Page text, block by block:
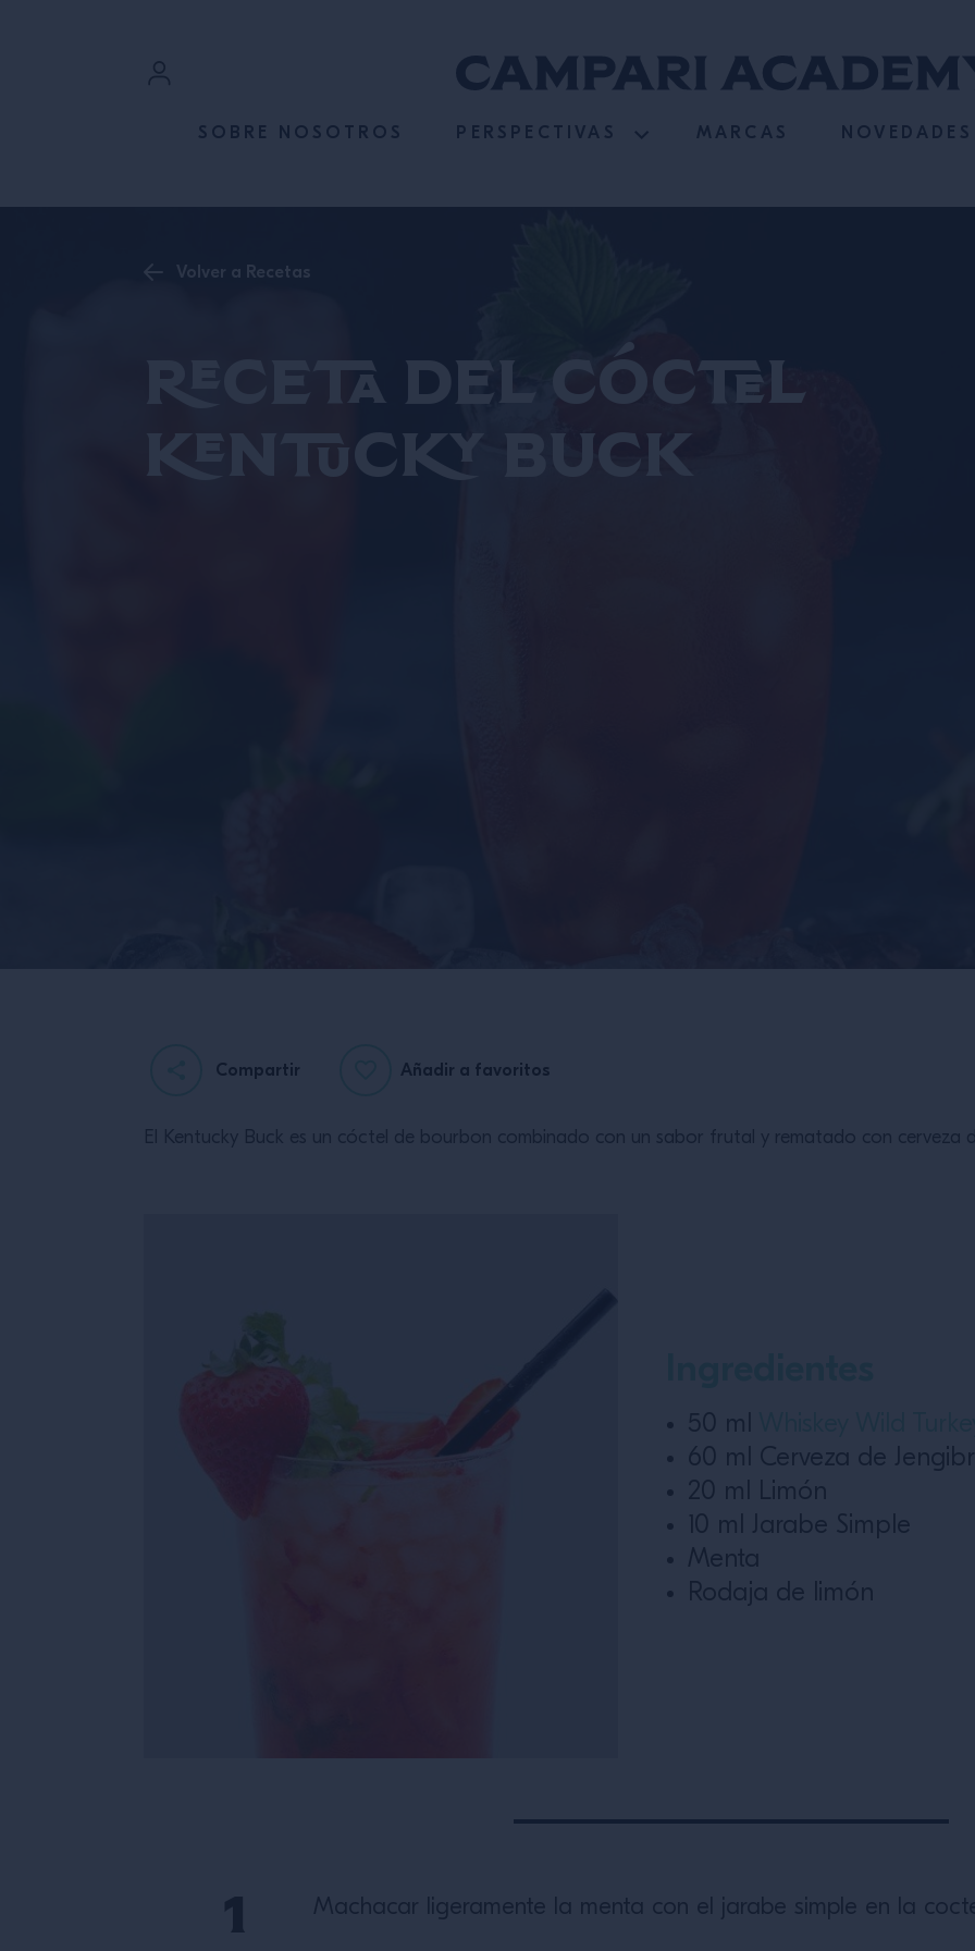
SOBRE NOSOTROS PERSPECTIVAS MARCAS NOVEDADES
Volver a Recetas
Receta del cóctel
Kentucky Buck
Compartir Añadir a favoritos
El Kentucky Buck es un cóctel de bourbon combinado con un sabor frutal y rematado con cerveza
50 ml
60 ml Cerveza de
20 ml Limón
10 ml Jarabe Simple
Menta
Rodaja de limón
Machacar ligeramente la menta con el jarabe simple en la